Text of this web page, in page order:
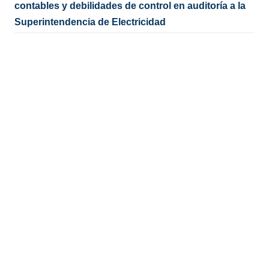
contables y debilidades de control en auditoría a la
Superintendencia de Electricidad